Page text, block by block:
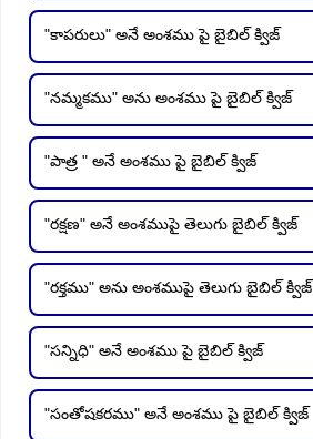
"కాపరులు" అనే అంశము పై బైబిల్ క్విజ్
"నమ్మకము" అను అంశము పై బైబిల్ క్విజ్
"పాత్ర " అనే అంశము పై బైబిల్ క్విజ్
"రక్షణ" అనే అంశముపై తెలుగు బైబిల్ క్విజ్
"రక్తము" అను అంశముపై తెలుగు బైబిల్ క్విజ్
"సన్నిధి" అనే అంశము పై బైబిల్ క్విజ్
"సంతోషకరము" అనే అంశము పై బైబిల్ క్విజ్